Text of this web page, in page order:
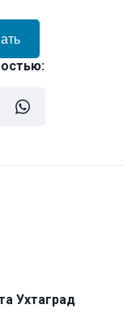
Ухтаград